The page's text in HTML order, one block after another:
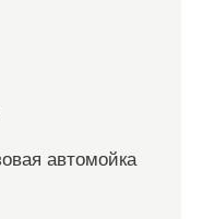
автомойка